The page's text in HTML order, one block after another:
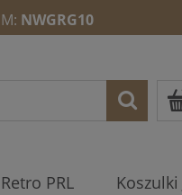
NWGRG10
Retro PRL